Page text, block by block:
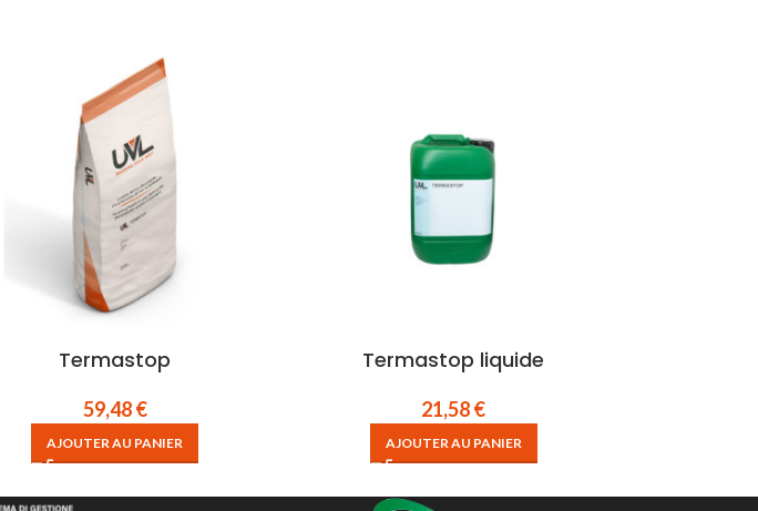
Termastop
59,48€
AJOUTER AU PANIER
Termastop liquide
21,58€
AJOUTER AU PANIER